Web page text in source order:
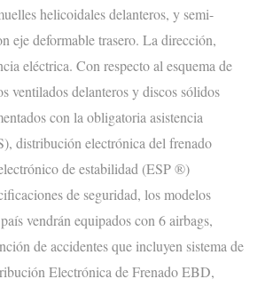
helicoidales delanteros, y semi-
eje deformable trasero. La dirección,
eléctrica. Con respecto al esquema de
ventilados delanteros y discos sólidos
con la obligatoria asistencia
, distribución electrónica del frenado
de estabilidad (ESP®)
de seguridad, los modelos
vendrán equipados con 6 airbags,
de accidentes que incluyen sistema de
Electrónica de Frenado EBD,